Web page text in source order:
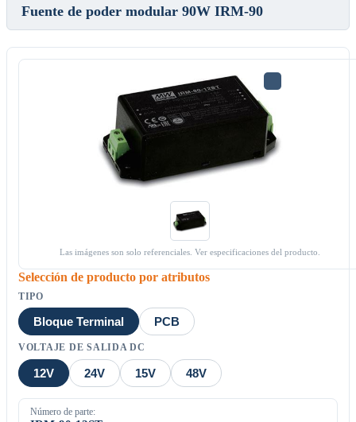
Fuente de poder modular 90W IRM-90
Las imágenes son solo referenciales. Ver especificaciones del producto.
Selección de producto por atributos
TIPO
Bloque Terminal PCB
VOLTAJE DE SALIDA DC
12V 24V 15V 48V
Número de parte: